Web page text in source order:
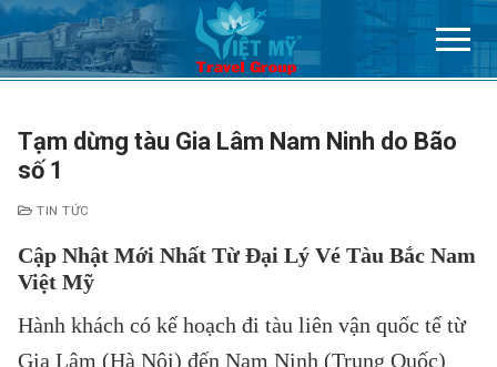
Chuyển
đến
nội
Tạm dừng tàu Gia Lâm Nam Ninh do Bão
số 1
TIN TỨC
Cập Nhật Mới Nhất Từ Đại Lý Vé Tàu Bắc Nam
Việt Mỹ
Hành khách có kế hoạch đi tàu liên vận quốc tế từ
Gia Lâm (Hà Nội) đến Nam Ninh (Trung Quốc)